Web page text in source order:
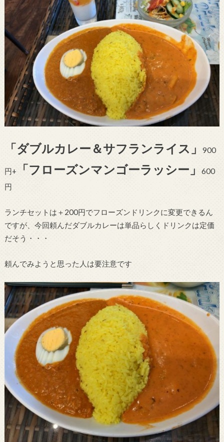
「ダブルカレー＆サフランライス」 900
円+ 「フローズンマンゴーラッシー」
600
円
ランチセットは＋200円でフローズンドリンクに変更できるん
ですが、今回頼んだダブルカレーは単品らしくドリンクは定価
だそう・・・
頼んでみようと思った人は要注意です